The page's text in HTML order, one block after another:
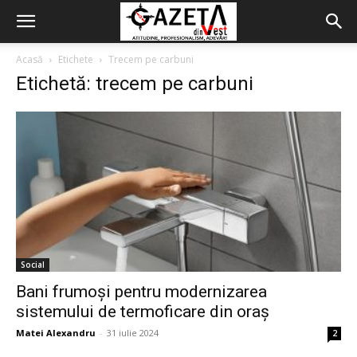
Acasă Etichete Trecem pe carbuni
Etichetă: trecem pe carbuni
Social
Bani frumoşi pentru modernizarea
sistemului de termoficare din oraș
Matei Alexandru - 31 iulie 2024 2